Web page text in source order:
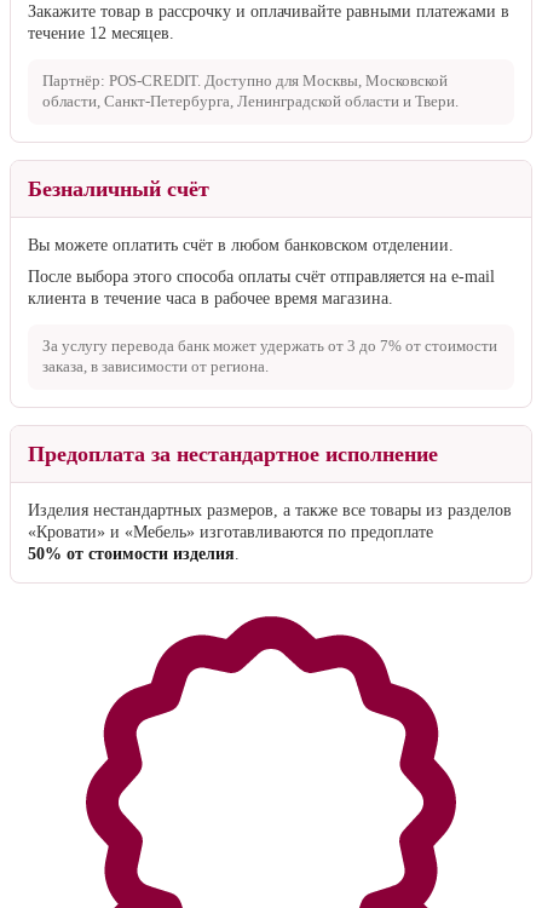
Закажите товар в рассрочку и оплачивайте равными платежами в
течение 12 месяцев.
Партнёр: POS-CREDIT. Доступно для Москвы, Московской
области, Санкт-Петербурга, Ленинградской области и Твери.
Безналичный счёт
Вы можете оплатить счёт в любом банковском отделении.
После выбора этого способа оплаты счёт отправляется на e-mail
клиента в течение часа в рабочее время магазина.
За услугу перевода банк может удержать от 3 до 7% от стоимости
заказа, в зависимости от региона.
Предоплата за нестандартное исполнение
Изделия нестандартных размеров, а также все товары из разделов
«Кровати» и «Мебель» изготавливаются по предоплате
50% от стоимости изделия